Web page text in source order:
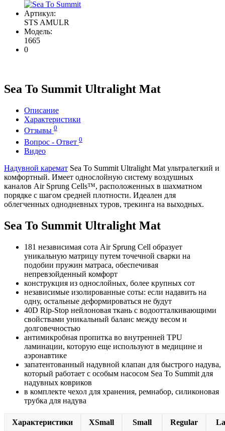
Артикул:
STS AMULR
Модель:
1665
0
Sea To Summit Ultralight Mat
Описание
Характеристики
Отзывы 0
Вопрос - Ответ 0
Видео
Надувной каремат Sea To Summit Ultralight Mat ультралегкий и
комфортный. Имеет однослойную систему воздушных
каналов Air Sprung Cells™, расположенных в шахматном
порядке с шагом средней плотности. Идеален для
облегченных однодневных туров, трекинга на выходных.
Sea To Summit Ultralight Mat
181 независимая сота Air Sprung Cell образует
уникальную матрицу путем точечной сварки на
подобии пружин матраса, обеспечивая
непревзойденный комфорт
конструкция из однослойных, более крупных сот
независимые изолированные соты: если надавить на
одну, остальные деформироваться не будут
40D Rip-Stop нейлоновая ткань с водоотталкивающими
свойствами уникальный баланс между весом и
долговечностью
антимикробная пропитка во внутренней TPU
ламинации, которую еще используют в медицине и
аэронавтике
запатентованный надувной клапан для быстрого надува,
который работает с особым насосом Sea To Summit для
надувных ковриков
в комплекте чехол для хранения, ремнабор, силиконовая
трубка для надува
Характеристики XSmall Small Regular